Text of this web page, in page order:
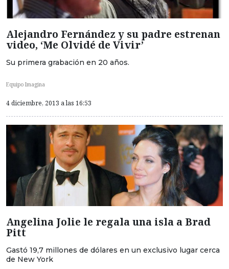
Alejandro Fernández y su padre estrenan
video, ‘Me Olvidé de Vivir’
Su primera grabación en 20 años.
Equipo Imagina
4 diciembre, 2013 a las 16:53
Angelina Jolie le regala una isla a Brad
Pitt
Gastó 19,7 millones de dólares en un exclusivo lugar cerca
de New York